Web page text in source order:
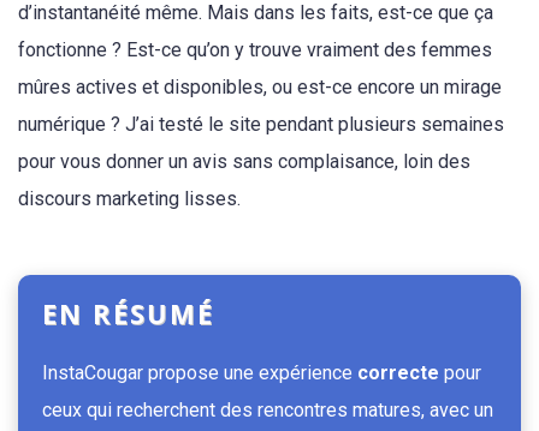
d’instantanéité même. Mais dans les faits, est-ce que ça
fonctionne ? Est-ce qu’on y trouve vraiment des femmes
mûres actives et disponibles, ou est-ce encore un mirage
numérique ? J’ai testé le site pendant plusieurs semaines
pour vous donner un avis sans complaisance, loin des
discours marketing lisses.
EN RÉSUMÉ
InstaCougar propose une expérience correcte pour
ceux qui recherchent des rencontres matures, avec un